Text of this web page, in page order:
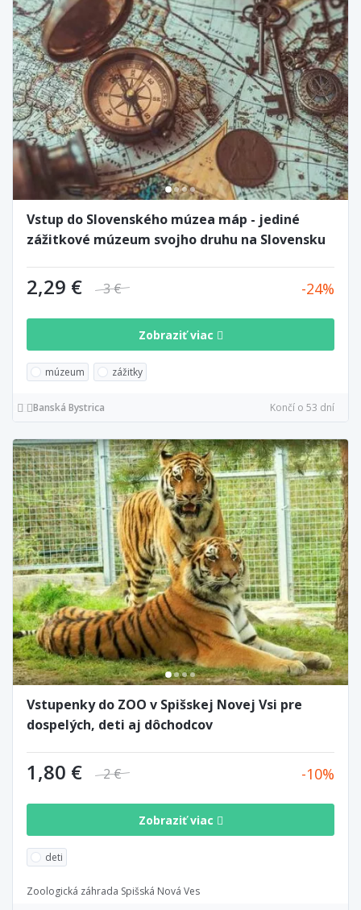
Vstup do Slovenského múzea máp - jediné
zážitkové múzeum svojho druhu na Slovensku
2,29 € 3 € 24
Zobraziť viac
múzeum zážitky
Banská Bystrica Končí o 53 dní
Vstupenky do ZOO v Spišskej Novej Vsi pre
dospelých, deti aj dôchodcov
1,80 € 2 € 10
Zobraziť viac
deti
Zoologická záhrada Spišská Nová Ves